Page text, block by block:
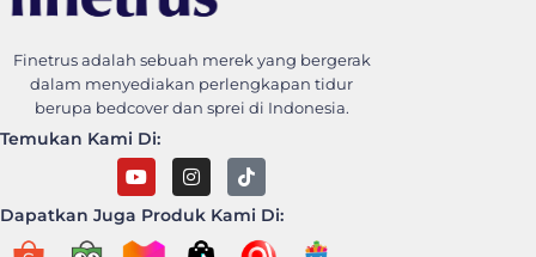
Finetrus Bedcover
Finetrus adalah sebuah merek yang bergerak
dalam menyediakan perlengkapan tidur
berupa bedcover dan sprei di Indonesia.
Temukan Kami Di:
Dapatkan Juga Produk Kami Di: